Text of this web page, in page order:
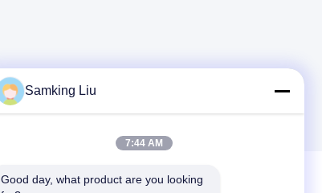
Samking Liu
7:44 AM
Good day, what product are you looking